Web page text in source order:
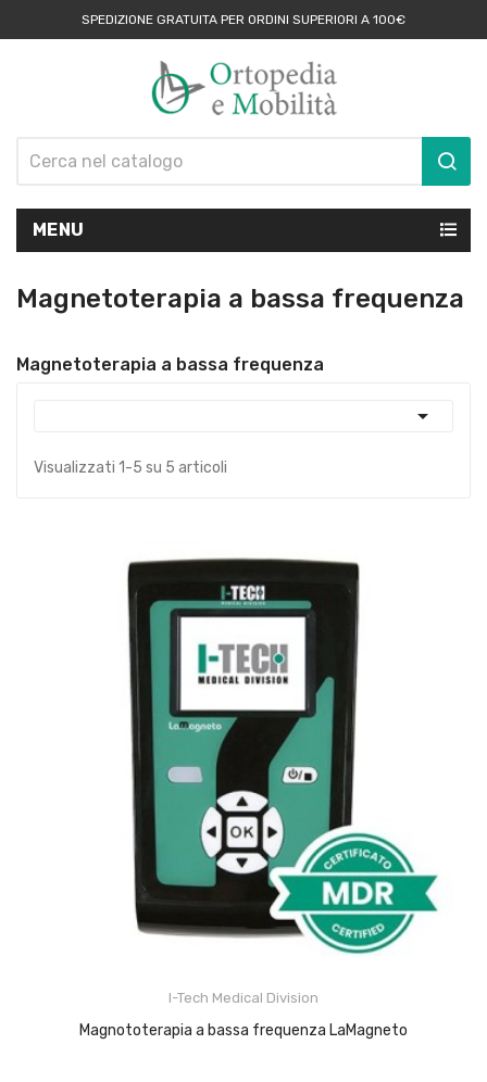
SPEDIZIONE GRATUITA PER ORDINI SUPERIORI A 100€
MENU
Magnetoterapia a bassa frequenza
Magnetoterapia a bassa frequenza

Visualizzati 1-5 su 5 articoli
I-Tech Medical Division
Magnototerapia a bassa frequenza LaMagneto